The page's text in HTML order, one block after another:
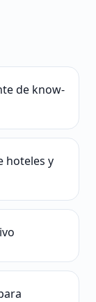
de know-
hoteles y